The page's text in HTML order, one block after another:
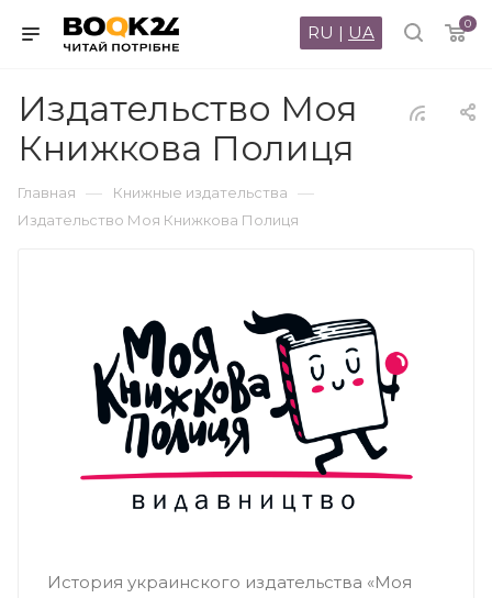
0
RU | UA
Издательство Моя
Книжкова Полиця
Главная — Книжные издательства —
Издательство Моя Книжкова Полиця
История украинского издательства «Моя